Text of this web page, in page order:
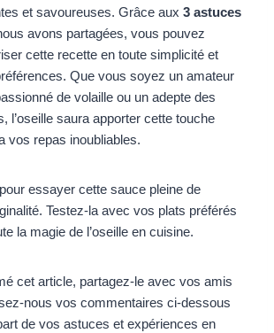
et savoureuses. Grâce aux 3 astuces
avons partagées, vous pouvez
cette recette en toute simplicité et
Que vous soyez un amateur
de volaille ou un adepte des
l’oseille saura apporter cette touche
vos repas inoubliables.
essayer cette sauce pleine de
Testez-la avec vos plats préférés
la magie de l’oseille en cuisine.
cet article, partagez-le avec vos amis
nous vos commentaires ci-dessous
de vos astuces et expériences en